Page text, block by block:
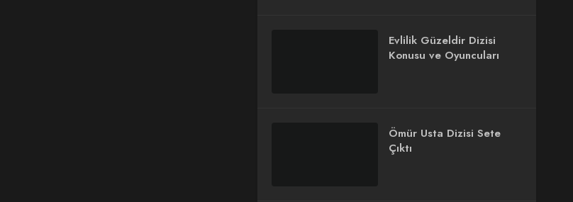
Evlilik Güzeldir Dizisi
Konusu ve Oyuncuları
Ömür Usta Dizisi Sete
Çıktı